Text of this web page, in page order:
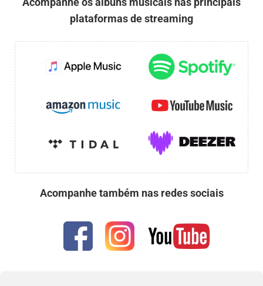
Acompanhe os álbuns musicais nas principais
plataformas de streaming
Acompanhe também nas redes sociais